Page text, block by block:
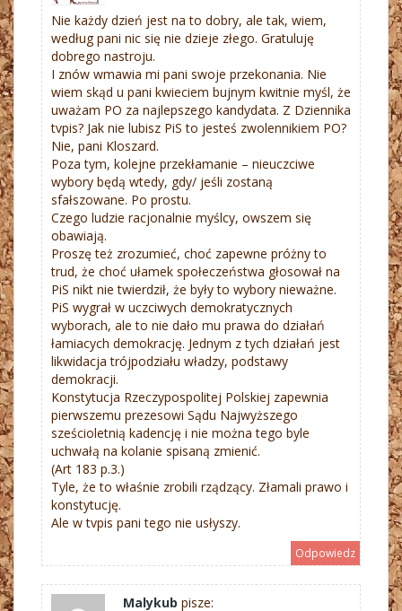
Nie każdy dzień jest na to dobry, ale tak, wiem,
według pani nic się nie dzieje złego. Gratuluję
dobrego nastroju.
I znów wmawia mi pani swoje przekonania. Nie
wiem skąd u pani kwieciem bujnym kwitnie myśl, że
uważam PO za najlepszego kandydata. Z Dziennika
tvpis? Jak nie lubisz PiS to jesteś zwolennikiem PO?
Nie, pani Kloszard.
Poza tym, kolejne przekłamanie – nieuczciwe
wybory będą wtedy, gdy/ jeśli zostaną
sfałszowane. Po prostu.
Czego ludzie racjonalnie myślcy, owszem się
obawiają.
Proszę też zrozumieć, choć zapewne próżny to
trud, że choć ułamek społeczeństwa głosował na
PiS nikt nie twierdził, że były to wybory nieważne.
PiS wygrał w uczciwych demokratycznych
wyborach, ale to nie dało mu prawa do działań
łamiacych demokrację. Jednym z tych działań jest
likwidacja trójpodziału władzy, podstawy
demokracji.
Konstytucja Rzeczypospolitej Polskiej zapewnia
pierwszemu prezesowi Sądu Najwyższego
sześcioletnią kadencję i nie można tego byle
uchwałą na kolanie spisaną zmienić.
(Art 183 p.3.)
Tyle, że to właśnie zrobili rządzący. Złamali prawo i
konstytucję.
Ale w tvpis pani tego nie usłyszy.
Odpowiedz
Malykub pisze: